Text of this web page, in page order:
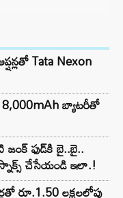
Tata Nexon
8,000mAh బ్యాటరీతో
ఫుడ్‌కి బై..బై..
చేసేయండి ఇలా.!
రూ.1.50 లక్షలలోపు